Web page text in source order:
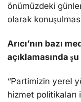
önümüzdeki
olarak
Arıcı’nın bazı
açıklamasında
“Partimizin yerel
hizmet politikaları